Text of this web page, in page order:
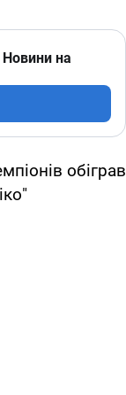
Новини на
обіграв